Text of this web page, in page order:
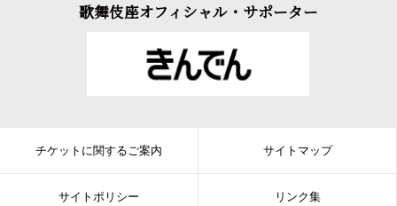
歌舞伎座オフィシャル・サポーター
チケットに関するご案内 サイトマップ
サイトポリシー リンク集